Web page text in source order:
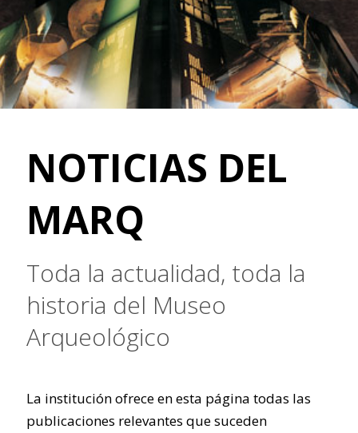
NOTICIAS DEL
MARQ
Toda la actualidad, toda la
historia del Museo
Arqueológico
La institución ofrece en esta página todas las
publicaciones relevantes que suceden